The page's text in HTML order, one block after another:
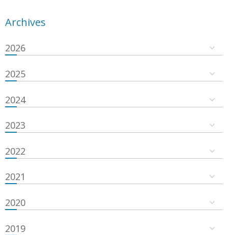
Archives
2026
2025
2024
2023
2022
2021
2020
2019